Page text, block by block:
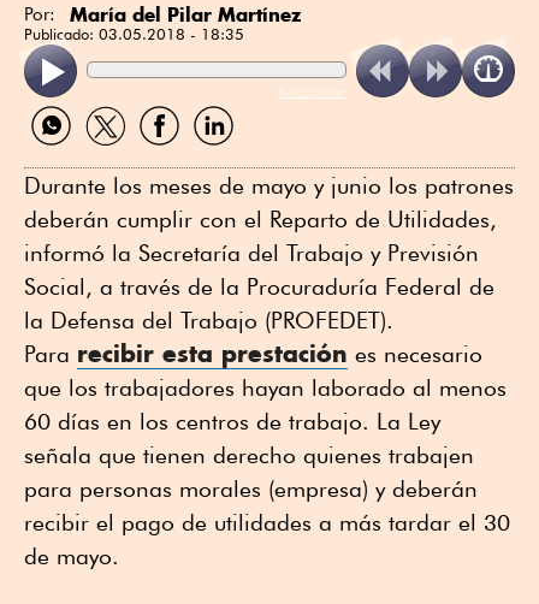
Por: María del Pilar Martínez
Publicado: 03.05.2018 - 18:35
ReadSpeaker
Compartir
por
Compartir
por
Compartir
por
Compartir
por
Durante los meses de mayo y junio los patrones
deberán cumplir con el Reparto de Utilidades,
informó la Secretaría del Trabajo y Previsión
Social, a través de la Procuraduría Federal de
la Defensa del Trabajo (PROFEDET).
Para recibir esta prestación es necesario
que los trabajadores hayan laborado al menos
60 días en los centros de trabajo. La Ley
señala que tienen derecho quienes trabajen
para personas morales (empresa) y deberán
recibir el pago de utilidades a más tardar el 30
de mayo.